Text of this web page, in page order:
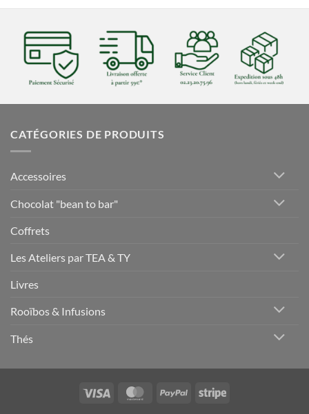
CATÉGORIES DE PRODUITS
Accessoires
Chocolat "bean to bar"
Coffrets
Les Ateliers par TEA & TY
Livres
Rooïbos & Infusions
Thés
Visa MasterCardPayPal Stripe